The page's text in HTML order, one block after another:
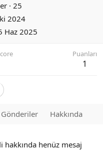
· 25
2024
Haz 2025
Puanları
1
Gönderiler Hakkında
hakkında henüz mesaj